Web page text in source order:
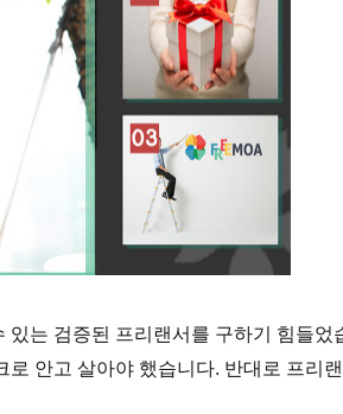
는 검증된 프리랜서를 구하기 힘들었
로 안고 살아야 했습니다. 반대로 프리